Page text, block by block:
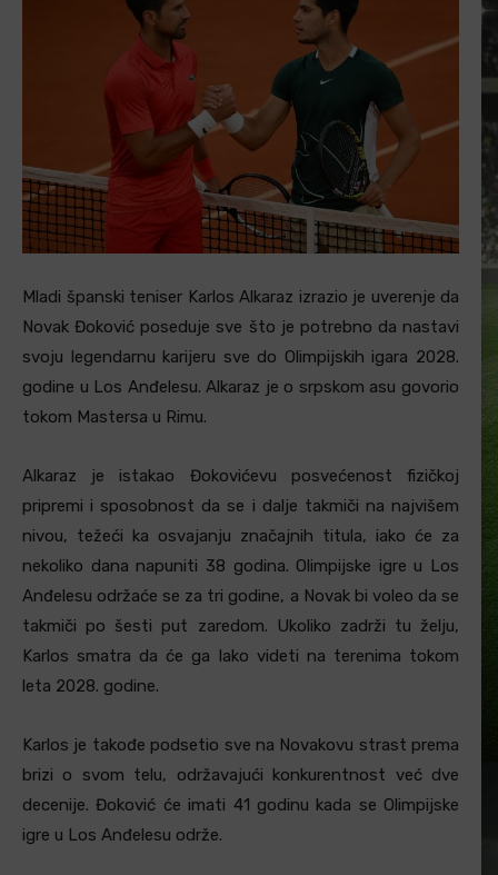
Mladi španski teniser Karlos Alkaraz izrazio je uverenje da
Novak Đoković poseduje sve što je potrebno da nastavi
svoju legendarnu karijeru sve do Olimpijskih igara 2028.
godine u Los Anđelesu. Alkaraz je o srpskom asu govorio
tokom Mastersa u Rimu.
Alkaraz je istakao Đokovićevu posvećenost fizičkoj
pripremi i sposobnost da se i dalje takmiči na najvišem
nivou, težeći ka osvajanju značajnih titula, iako će za
nekoliko dana napuniti 38 godina. Olimpijske igre u Los
Anđelesu održaće se za tri godine, a Novak bi voleo da se
takmiči po šesti put zaredom. Ukoliko zadrži tu želju,
Karlos smatra da će ga lako videti na terenima tokom
leta 2028. godine.
Karlos je takođe podsetio sve na Novakovu strast prema
brizi o svom telu, održavajući konkurentnost već dve
decenije. Đoković će imati 41 godinu kada se Olimpijske
igre u Los Anđelesu održe.